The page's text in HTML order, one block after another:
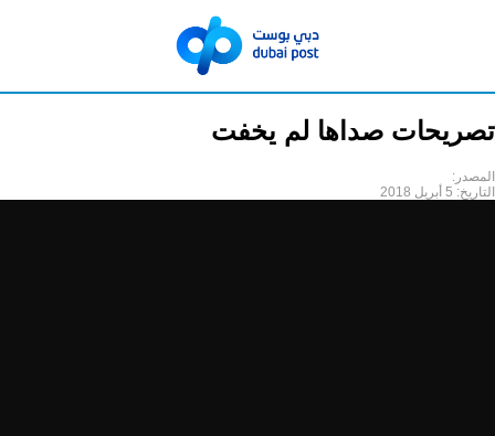
تصريحات صداها لم يخفت
المصدر:
التاريخ: 5 أبريل 2018